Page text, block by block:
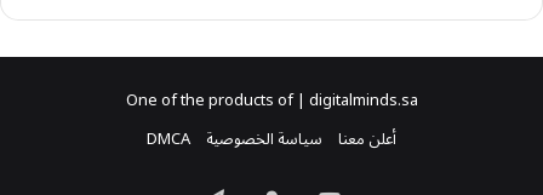
One of the products of | digitalminds.sa
أعلن معنا سياسة الخصوصية DMCA